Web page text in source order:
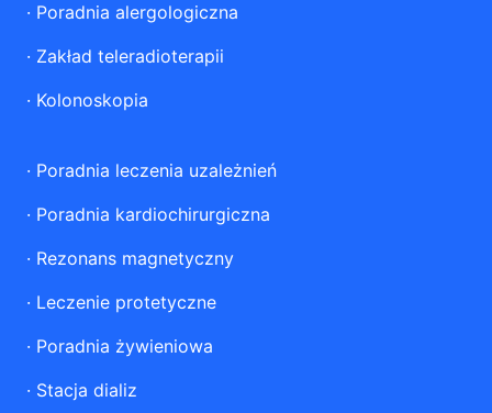
· Poradnia alergologiczna
· Zakład teleradioterapii
· Kolonoskopia
· Poradnia leczenia uzależnień
· Poradnia kardiochirurgiczna
· Rezonans magnetyczny
· Leczenie protetyczne
· Poradnia żywieniowa
· Stacja dializ